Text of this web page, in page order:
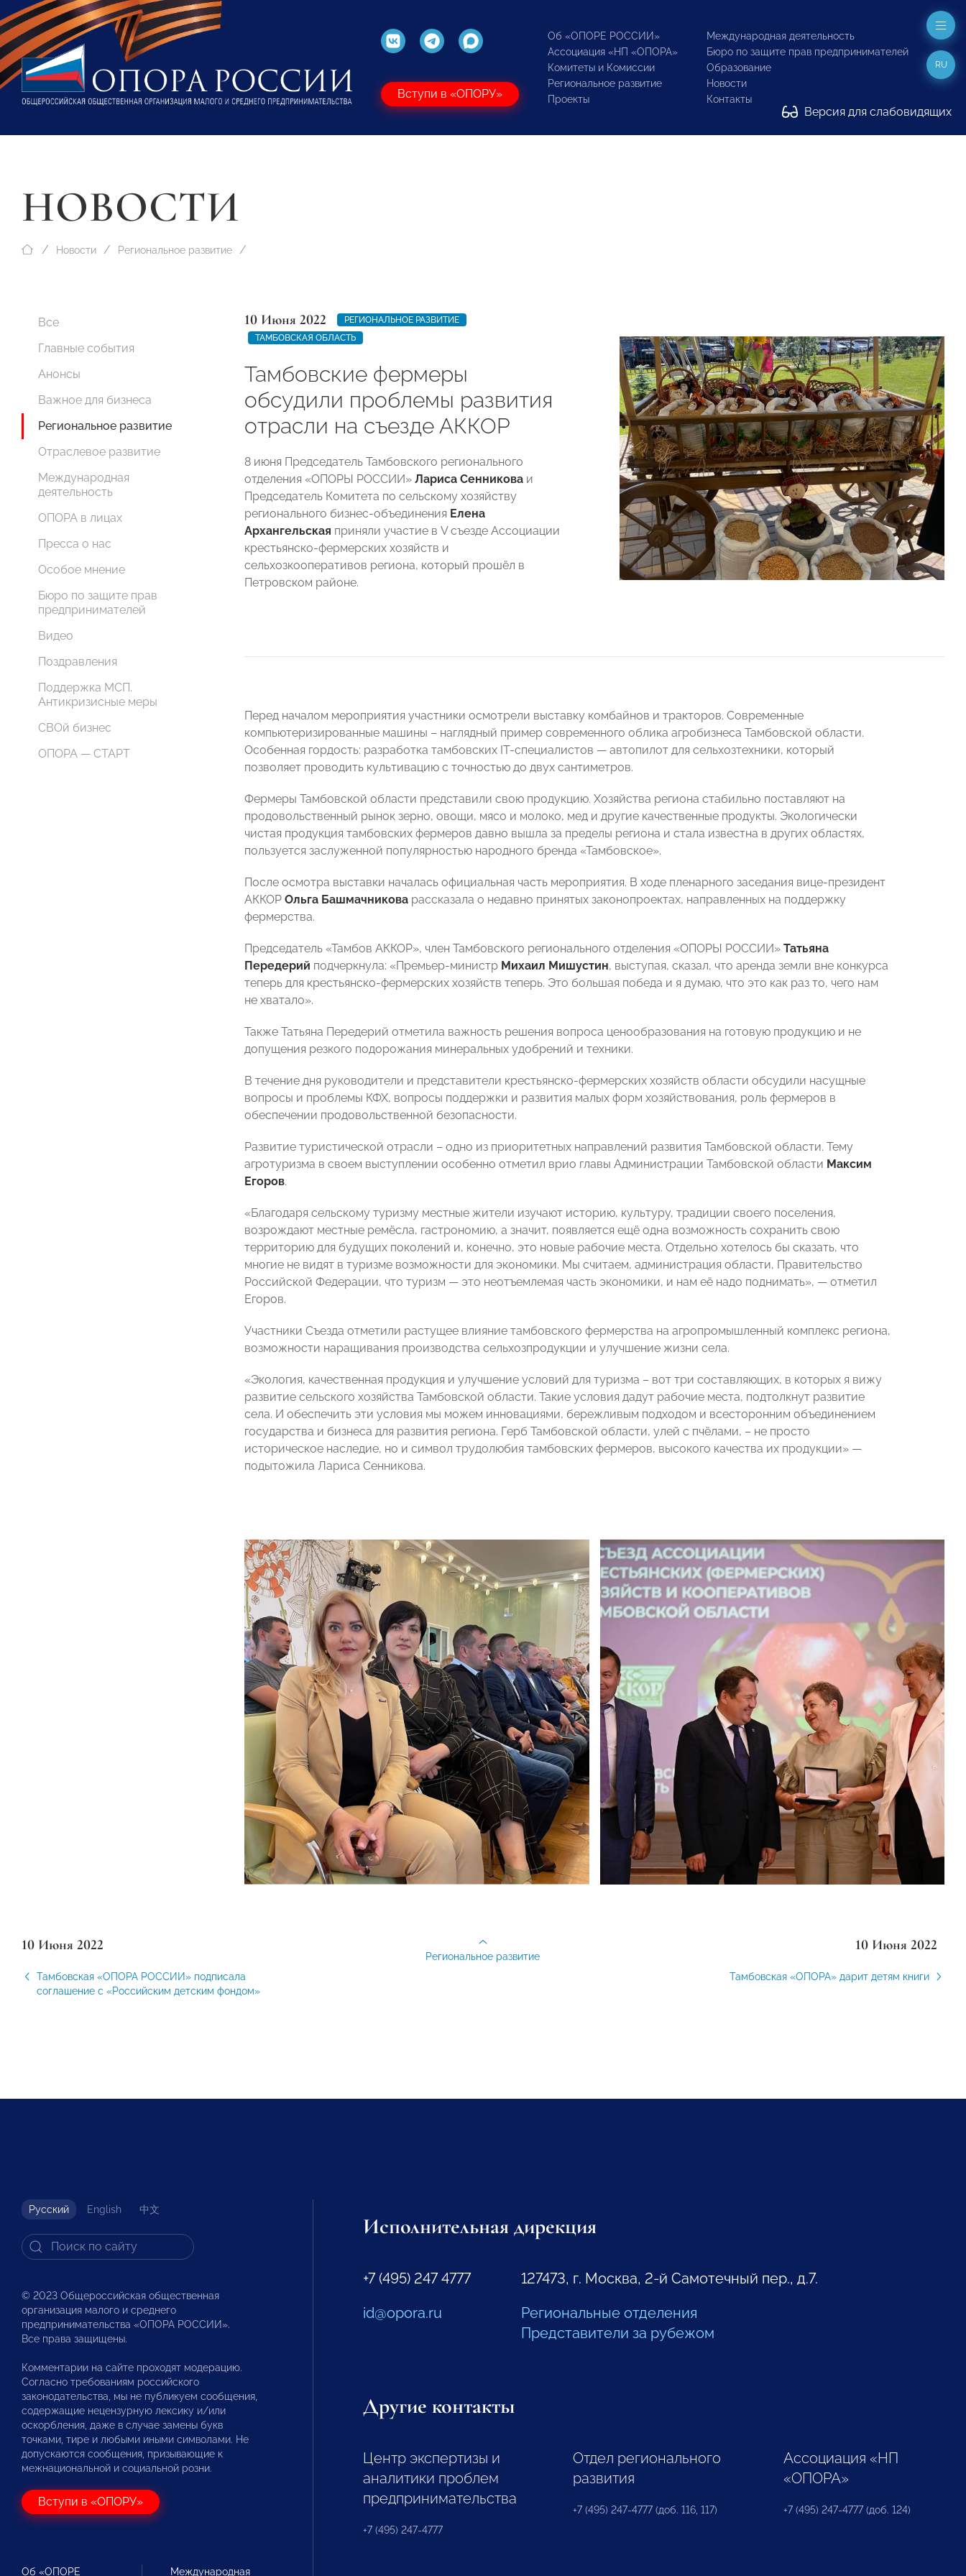
Вступи в «ОПОРУ»
Об «ОПОРЕ РОССИИ»
Ассоциация «НП «ОПОРА»
Комитеты и Комиссии
Региональное развитие
Проекты
Международная деятельность
Бюро по защите прав предпринимателей
Образование
Новости
Контакты
Версия для слабовидящих
RU
НОВОСТИ
Новости Региональное развитие
Все
Главные события
Анонсы
Важное для бизнеса
Региональное развитие
Отраслевое развитие
Международная
деятельность
ОПОРА в лицах
Пресса о нас
Особое мнение
Бюро по защите прав
предпринимателей
Видео
Поздравления
Поддержка МСП.
Антикризисные меры
СВОй бизнес
ОПОРА — СТАРТ
10 Июня 2022
РЕГИОНАЛЬНОЕ РАЗВИТИЕ
ТАМБОВСКАЯ ОБЛАСТЬ
Тамбовские фермеры
обсудили проблемы развития
отрасли на съезде АККОР
8 июня Председатель Тамбовского регионального
отделения «ОПОРЫ РОССИИ» Лариса Сенникова и
Председатель Комитета по сельскому хозяйству
регионального бизнес-объединения Елена
Архангельская приняли участие в V съезде Ассоциации
крестьянско-фермерских хозяйств и
сельхозкооперативов региона, который прошёл в
Петровском районе.
Перед началом мероприятия участники осмотрели выставку комбайнов и тракторов. Современные
компьютеризированные машины – наглядный пример современного облика агробизнеса Тамбовской области.
Особенная гордость: разработка тамбовских IT-специалистов — автопилот для сельхозтехники, который
позволяет проводить культивацию с точностью до двух сантиметров.
Фермеры Тамбовской области представили свою продукцию. Хозяйства региона стабильно поставляют на
продовольственный рынок зерно, овощи, мясо и молоко, мед и другие качественные продукты. Экологически
чистая продукция тамбовских фермеров давно вышла за пределы региона и стала известна в других областях,
пользуется заслуженной популярностью народного бренда «Тамбовское».
После осмотра выставки началась официальная часть мероприятия. В ходе пленарного заседания вице-президент
АККОР Ольга Башмачникова рассказала о недавно принятых законопроектах, направленных на поддержку
фермерства.
Председатель «Тамбов АККОР», член Тамбовского регионального отделения «ОПОРЫ РОССИИ» Татьяна
Передерий подчеркнула: «Премьер-министр Михаил Мишустин, выступая, сказал, что аренда земли вне конкурса
теперь для крестьянско-фермерских хозяйств теперь. Это большая победа и я думаю, что это как раз то, чего нам
не хватало».
Также Татьяна Передерий отметила важность решения вопроса ценообразования на готовую продукцию и не
допущения резкого подорожания минеральных удобрений и техники.
В течение дня руководители и представители крестьянско-фермерских хозяйств области обсудили насущные
вопросы и проблемы КФХ, вопросы поддержки и развития малых форм хозяйствования, роль фермеров в
обеспечении продовольственной безопасности.
Развитие туристической отрасли – одно из приоритетных направлений развития Тамбовской области. Тему
агротуризма в своем выступлении особенно отметил врио главы Администрации Тамбовской области Максим
Егоров.
«Благодаря сельскому туризму местные жители изучают историю, культуру, традиции своего поселения,
возрождают местные ремёсла, гастрономию, а значит, появляется ещё одна возможность сохранить свою
территорию для будущих поколений и, конечно, это новые рабочие места. Отдельно хотелось бы сказать, что
многие не видят в туризме возможности для экономики. Мы считаем, администрация области, Правительство
Российской Федерации, что туризм — это неотъемлемая часть экономики, и нам её надо поднимать», — отметил
Егоров.
Участники Съезда отметили растущее влияние тамбовского фермерства на агропромышленный комплекс региона,
возможности наращивания производства сельхозпродукции и улучшение жизни села.
«Экология, качественная продукция и улучшение условий для туризма – вот три составляющих, в которых я вижу
развитие сельского хозяйства Тамбовской области. Такие условия дадут рабочие места, подтолкнут развитие
села. И обеспечить эти условия мы можем инновациями, бережливым подходом и всесторонним объединением
государства и бизнеса для развития региона. Герб Тамбовской области, улей с пчёлами, – не просто
историческое наследие, но и символ трудолюбия тамбовских фермеров, высокого качества их продукции» —
подытожила Лариса Сенникова.
10 Июня 2022
Тамбовская «ОПОРА РОССИИ» подписала
соглашение с «Российским детским фондом»
10 Июня 2022
Тамбовская «ОПОРА» дарит детям книги
Региональное развитие
Русский English 中文
© 2023 Общероссийская общественная
организация малого и среднего
предпринимательства «ОПОРА РОССИИ».
Все права защищены.
Комментарии на сайте проходят модерацию.
Согласно требованиям российского
законодательства, мы не публикуем сообщения,
содержащие нецензурную лексику и/или
оскорбления, даже в случае замены букв
точками, тире и любыми иными символами. Не
допускаются сообщения, призывающие к
межнациональной и социальной розни.
Вступи в «ОПОРУ»
Об «ОПОРЕ Международная
Исполнительная дирекция
+7 (495) 247 4777
id@opora.ru
127473, г. Москва, 2-й Самотечный пер., д.7.
Региональные отделения
Представители за рубежом
Другие контакты
Центр экспертизы и
аналитики проблем
предпринимательства
+7 (495) 247-4777
Отдел регионального
развития
+7 (495) 247-4777 (доб. 116, 117)
Ассоциация «НП
«ОПОРА»
+7 (495) 247-4777 (доб. 124)